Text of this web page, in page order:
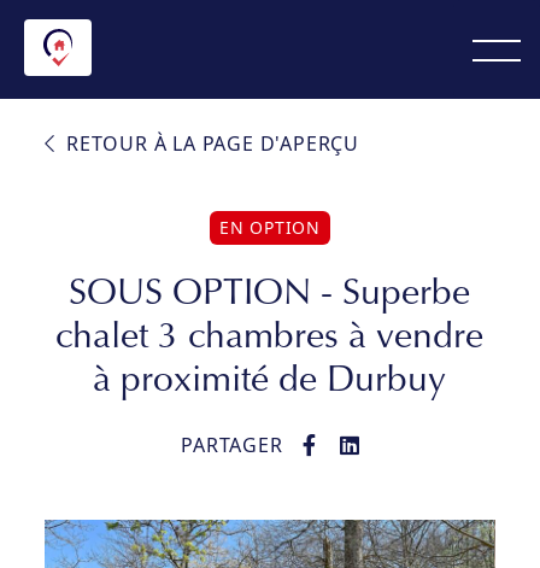
RETOUR À LA PAGE D'APERÇU
EN OPTION
SOUS OPTION - Superbe
chalet 3 chambres à vendre
à proximité de Durbuy
PARTAGER